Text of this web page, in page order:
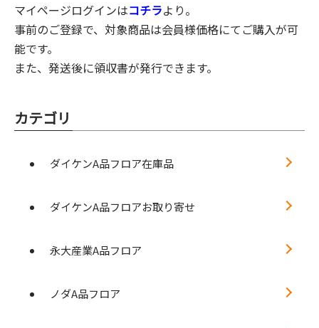
マイページログインはコチラより。
事前のご登録で、対象商品は会員様価格にてご購入が可
能です。
また、発送後に領収書が発行できます。
カテゴリ
ダイケンA品フロア在庫品
ダイケンA品フロアお取り寄せ
永大産業A品フロア
ノダA品フロア